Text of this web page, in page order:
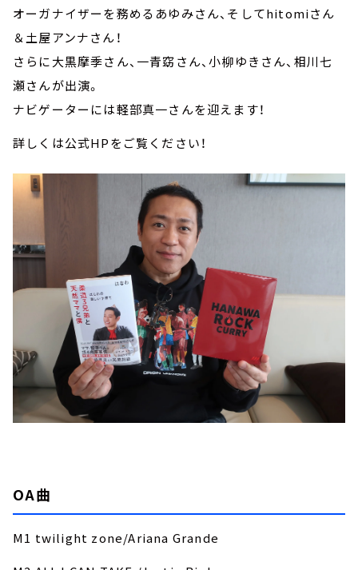
オーガナイザーを務めるあゆみさん、そしてhitomiさん
＆土屋アンナさん！
さらに大黒摩季さん、一青窈さん、小柳ゆきさん、相川七
瀬さんが出演。
ナビゲーターには軽部真一さんを迎えます！
詳しくは公式HPをご覧ください！
OA曲
M1 twilight zone/Ariana Grande